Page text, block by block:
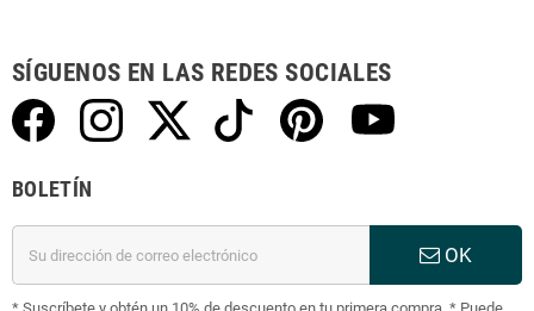
SÍGUENOS EN LAS REDES SOCIALES
BOLETÍN
OK